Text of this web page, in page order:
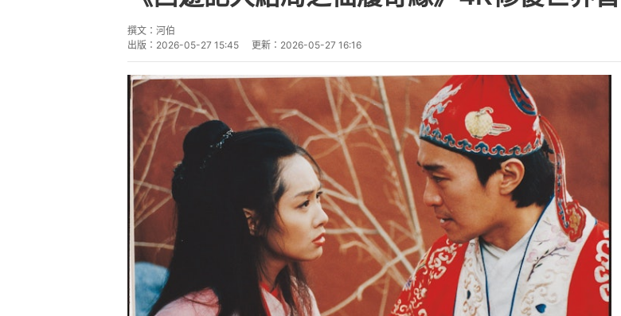
撰文： 河伯
出版： 2026-05-27 15:45 更新： 2026-05-27 16:16